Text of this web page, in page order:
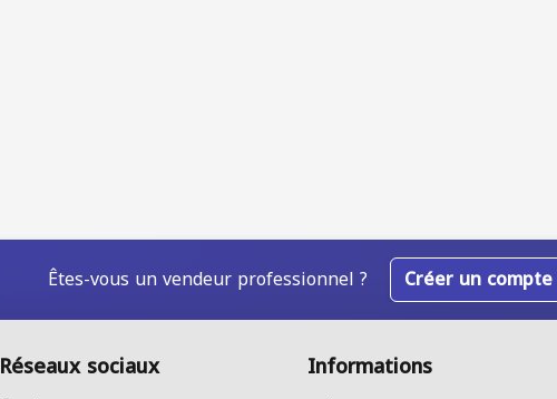
Êtes-vous un vendeur professionnel ? Créer un compte
Réseaux sociaux Informations